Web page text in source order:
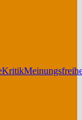
Kritik